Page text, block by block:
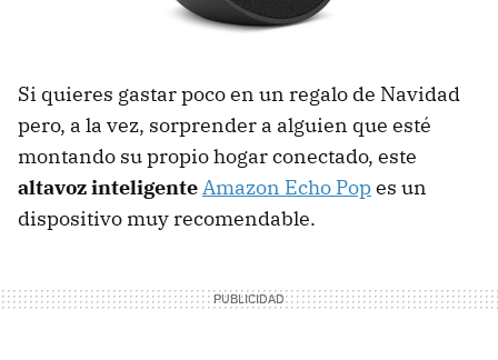
Si quieres gastar poco en un regalo de Navidad
pero, a la vez, sorprender a alguien que esté
montando su propio hogar conectado, este
altavoz inteligenteAmazon Echo Popes un
dispositivo muy recomendable.